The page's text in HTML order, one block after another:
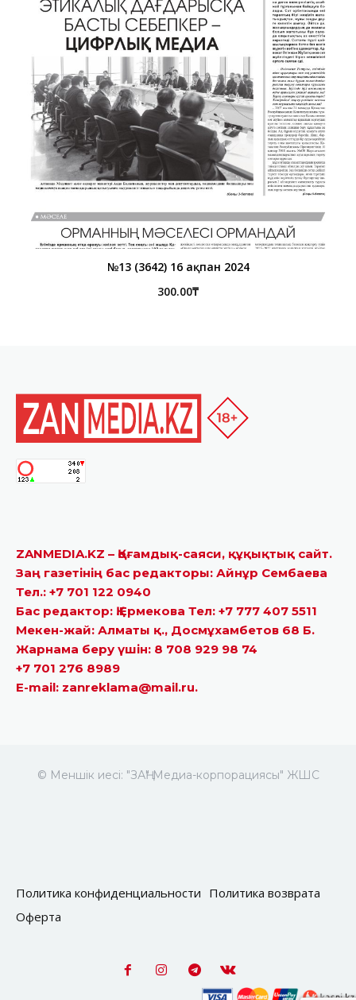
№13 (3642) 16 ақпан 2024
300.00₸
ZANMEDIA.KZ – Қоғамдық-саяси, құқықтық сайт.
Заң газетінің бас редакторы: Айнұр Сембаева
Тел.: +7 701 122 0940
Бас редактор: Қ.Ермекова Тел: +7 777 407 5511
Мекен-жай: Алматы қ., Досмұхамбетов 68 Б.
Жарнама беру үшін: 8 708 929 98 74
+7 701 276 8989
E-mail: zanreklama@mail.ru.
© Меншік иесі: "ЗАҢ" Медиа-корпорациясы" ЖШС
Политика конфиденциальности Политика возврата
Оферта